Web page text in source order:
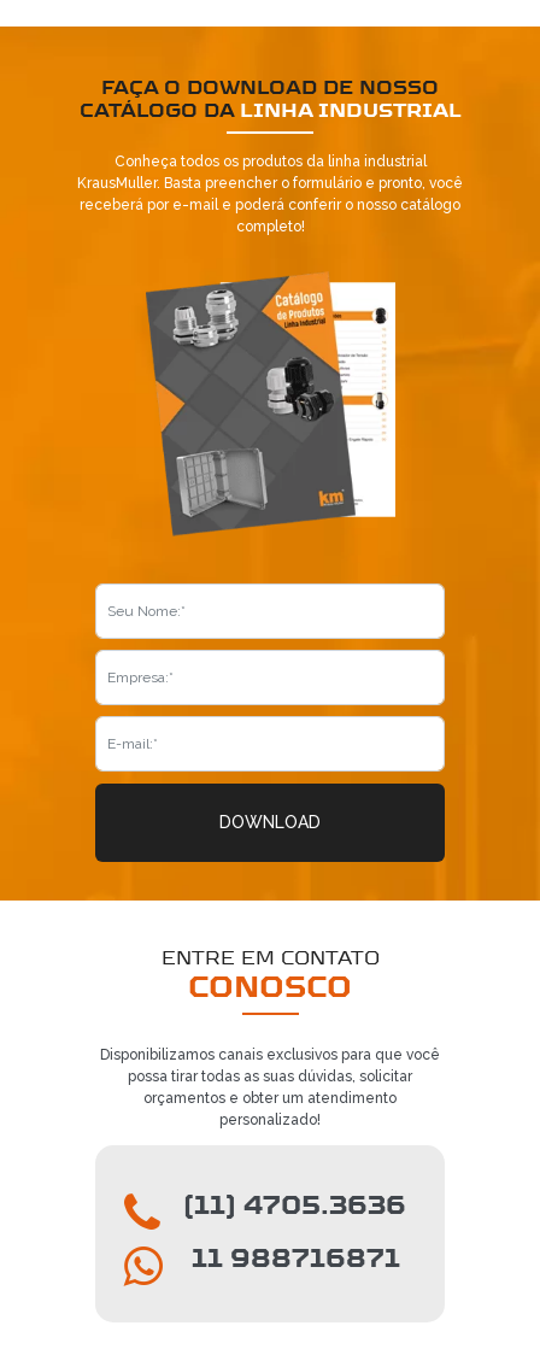
FAÇA O DOWNLOAD DE NOSSO
CATÁLOGO DA LINHA INDUSTRIAL
Conheça todos os produtos da linha industrial
KrausMuller. Basta preencher o formulário e pronto, você
receberá por e-mail e poderá conferir o nosso catálogo
completo!
DOWNLOAD
ENTRE EM CONTATO
CONOSCO
Disponibilizamos canais exclusivos para que você
possa tirar todas as suas dúvidas, solicitar
orçamentos e obter um atendimento
personalizado!
(11) 4705.3636
11 988716871
SOLICITAR CONTATO
5